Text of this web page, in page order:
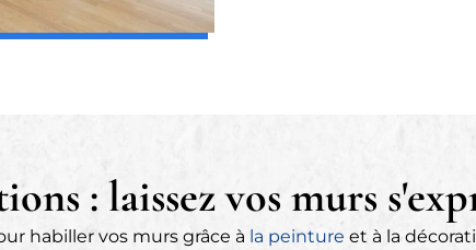
: laissez vos murs
habiller vos murs grâce à la peinture et à la